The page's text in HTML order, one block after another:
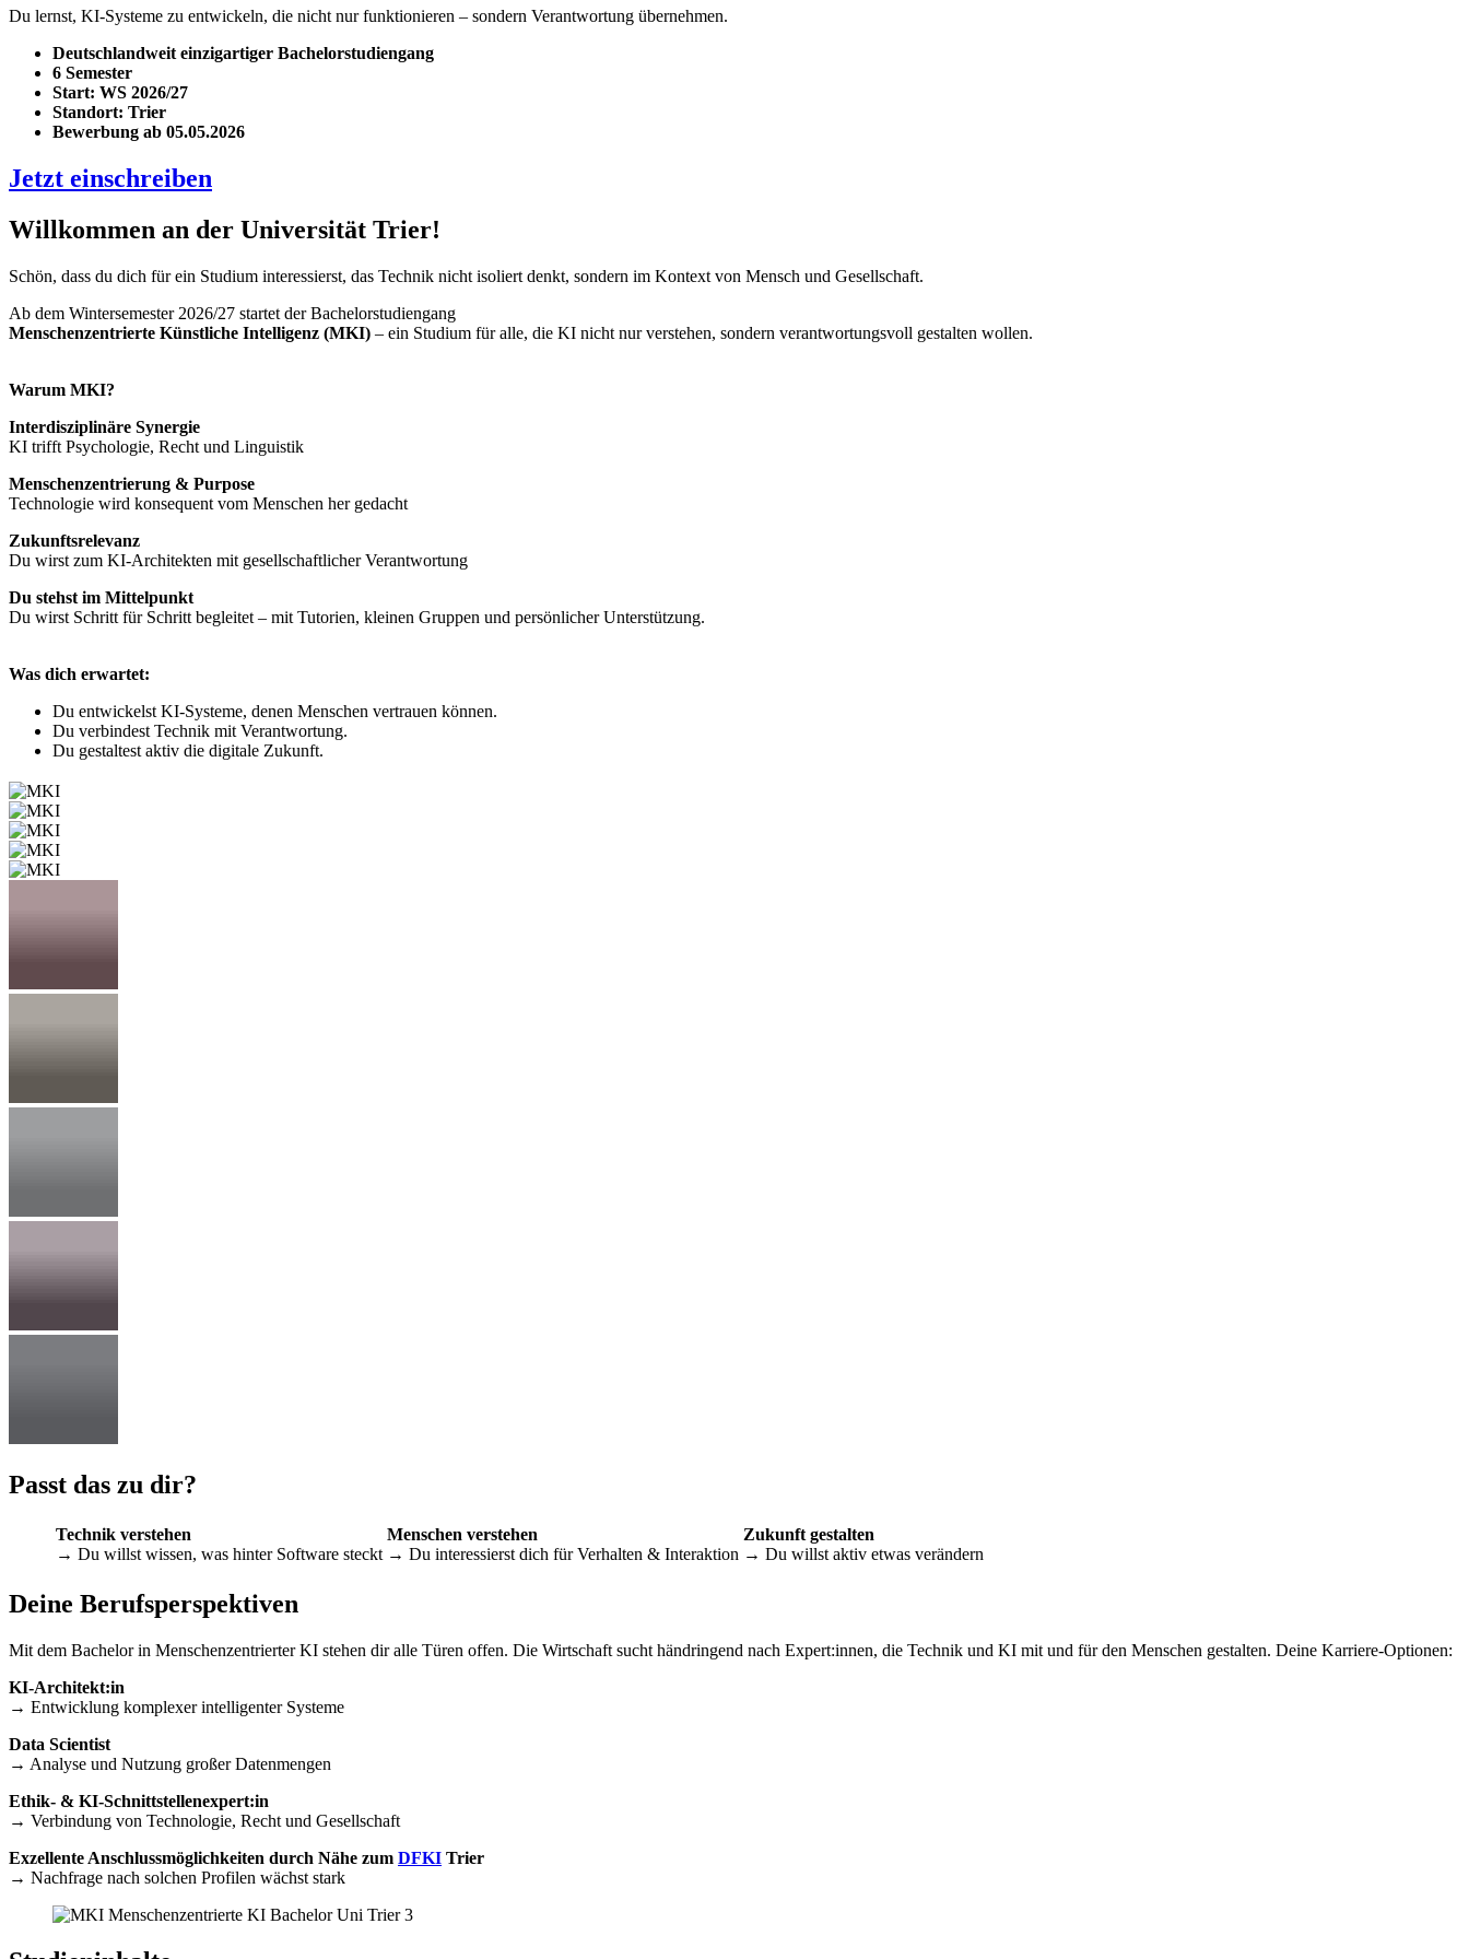
Du lernst, KI-Systeme zu entwickeln, die nicht nur funktionieren – sondern Verantwortung übernehmen.
Deutschlandweit einzigartiger Bachelorstudiengang
6 Semester
Start: WS 2026/27
Standort: Trier
Bewerbung ab 05.05.2026
Jetzt einschreiben
Willkommen an der Universität Trier!
Schön, dass du dich für ein Studium interessierst, das Technik nicht isoliert denkt, sondern im Kontext von Mensch und Gesellschaft.
Ab dem Wintersemester 2026/27 startet der Bachelorstudiengang
Menschenzentrierte Künstliche Intelligenz (MKI) – ein Studium für alle, die KI nicht nur verstehen, sondern verantwortungsvoll gestalten wollen.
Warum MKI?
Interdisziplinäre Synergie
KI trifft Psychologie, Recht und Linguistik
Menschenzentrierung & Purpose
Technologie wird konsequent vom Menschen her gedacht
Zukunftsrelevanz
Du wirst zum KI-Architekten mit gesellschaftlicher Verantwortung
Du stehst im Mittelpunkt
Du wirst Schritt für Schritt begleitet – mit Tutorien, kleinen Gruppen und persönlicher Unterstützung.
Was dich erwartet:
Du entwickelst KI-Systeme, denen Menschen vertrauen können.
Du verbindest Technik mit Verantwortung.
Du gestaltest aktiv die digitale Zukunft.
Passt das zu dir?
Technik verstehen
→ Du willst wissen, was hinter Software steckt
Menschen verstehen
→ Du interessierst dich für Verhalten & Interaktion
Zukunft gestalten
→ Du willst aktiv etwas verändern
Deine Berufsperspektiven
Mit dem Bachelor in Menschenzentrierter KI stehen dir alle Türen offen. Die Wirtschaft sucht händringend nach Expert:innen, die Technik und KI mit und für den Menschen gestalten. Deine Karriere-Optionen:
KI-Architekt:in
→ Entwicklung komplexer intelligenter Systeme
Data Scientist
→ Analyse und Nutzung großer Datenmengen
Ethik- & KI-Schnittstellenexpert:in
→ Verbindung von Technologie, Recht und Gesellschaft
Exzellente Anschlussmöglichkeiten durch Nähe zum DFKI Trier
→ Nachfrage nach solchen Profilen wächst stark